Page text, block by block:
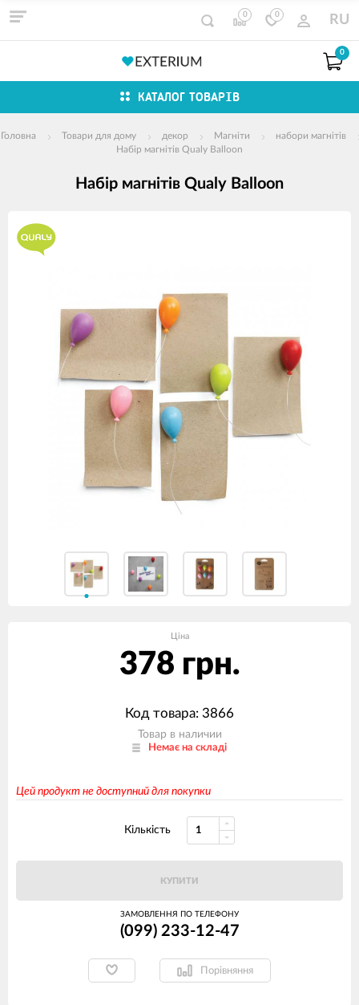
0 0 RU
0
КАТАЛОГ ТОВАРІВ
Головна Товари для дому декор Магніти
набори магнітів
Набір магнітів Qualy Balloon
Набір магнітів Qualy Balloon
зображення
продуктів
Ціна
378 грн.
Код товара: 3866
Товар в наличии
Немає на складі
Цей продукт не доступний для покупки
Кількість
КУПИТИ
ЗАМОВЛЕННЯ ПО ТЕЛЕФОНУ
(099) 233-12-47
Порівняння